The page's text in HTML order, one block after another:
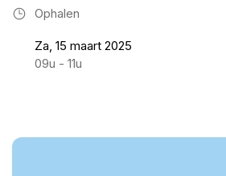
Ophalen
Za, 15 maart 2025
09u - 11u